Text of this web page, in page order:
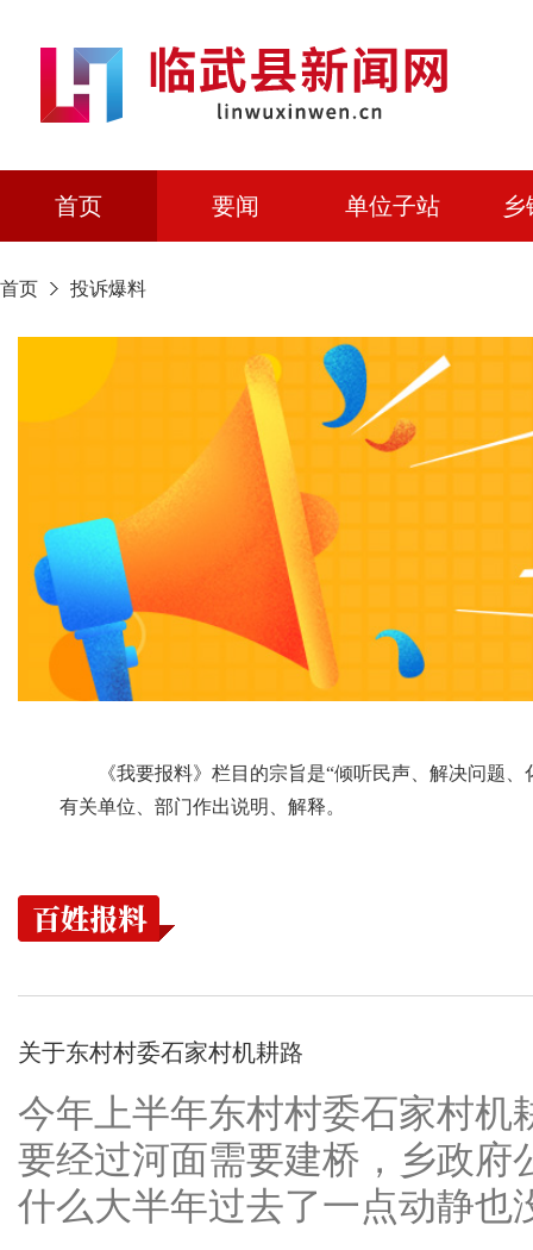
首页 要闻 单位子站
首页 投诉爆料
《我要报料》栏目的宗旨是“倾听民声、解决问题
有关单位、部门作出说明、解释。
关于东村村委石家村机耕路
今年上半年东村村委石家村机
要经过河面需要建桥，乡政府
什么大半年过去了一点动静也